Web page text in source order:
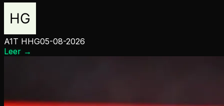
A1T HHG05-08-2026
Leer →